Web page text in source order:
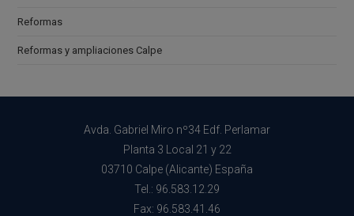
Reformas
Reformas y ampliaciones Calpe
Avda. Gabriel Miro nº34 Edf. Perlamar
Planta 3 Local 21 y 22
03710 Calpe (Alicante) España
Tel.: 96.583.12.29
Fax: 96.583.41.46